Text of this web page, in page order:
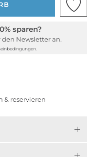
sparen?
den Newsletter an.
& reservieren